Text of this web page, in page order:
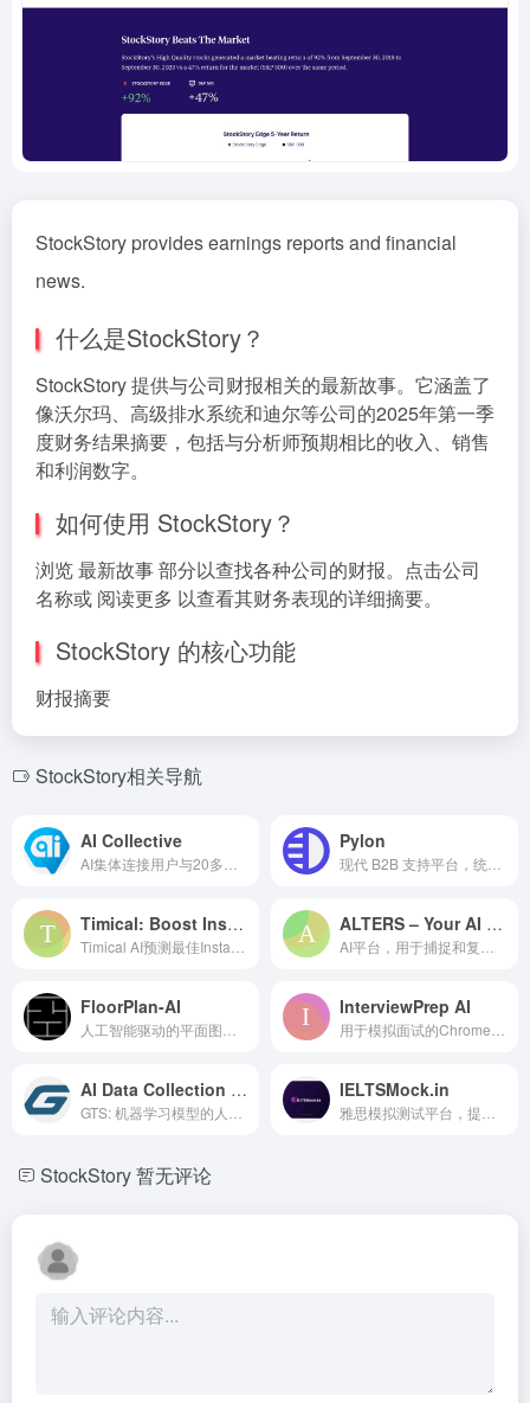
StockStory provides earnings reports and financial
news.
什么是StockStory？
StockStory 提供与公司财报相关的最新故事。它涵盖了
像沃尔玛、高级排水系统和迪尔等公司的2025年第一季
度财务结果摘要，包括与分析师预期相比的收入、销售
和利润数字。
如何使用 StockStory？
浏览 最新故事 部分以查找各种公司的财报。点击公司
名称或 阅读更多 以查看其财务表现的详细摘要。
StockStory 的核心功能
财报摘要
StockStory相关导航
AI Collective Pylon
Timical: Boost Instagram Followers Engagement ALTERS – Your AI Alter ago personified
FloorPlan-AI InterviewPrep AI
AI Data Collection Company IELTSMock.in
StockStory暂无评论